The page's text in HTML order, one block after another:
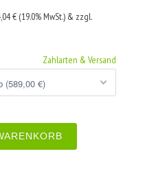
€ (19.0% MwSt.) & zzgl.
Zahlarten & Versand